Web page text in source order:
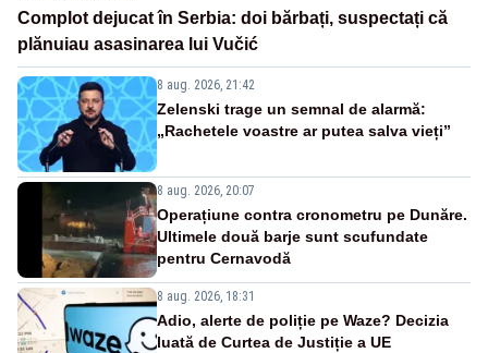
Complot dejucat în Serbia: doi bărbați, suspectați că
plănuiau asasinarea lui Vučić
8 aug. 2026, 21:42
Zelenski trage un semnal de alarmă:
„Rachetele voastre ar putea salva vieți”
8 aug. 2026, 20:07
Operațiune contra cronometru pe Dunăre.
Ultimele două barje sunt scufundate
pentru Cernavodă
8 aug. 2026, 18:31
Adio, alerte de poliție pe Waze? Decizia
luată de Curtea de Justiție a UE